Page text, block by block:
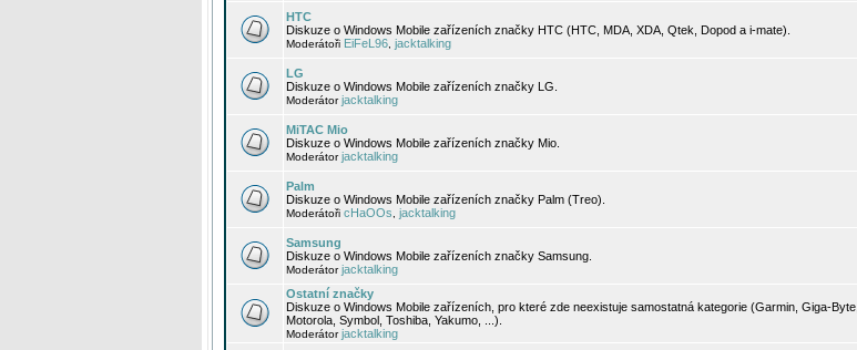
HTC
Diskuze o Windows Mobile zařízeních značky HTC (HTC, MDA, XDA, Qtek, Dopod a i-mate).
Moderátoři EiFeL96 jacktalking
LG
Diskuze o Windows Mobile zařízeních značky LG.
Moderátorjacktalking
MiTAC Mio
Diskuze o Windows Mobile zařízeních značky Mio.
Moderátorjacktalking
Palm
Diskuze o Windows Mobile zařízeních značky Palm (Treo).
Moderátoři cHaOOs jacktalking
Samsung
Diskuze o Windows Mobile zařízeních značky Samsung.
Moderátorjacktalking
Ostatní značky
Diskuze o Windows Mobile zařízeních, pro které zde neexistuje samostatná kategorie (Garmin, Giga-Byte,
Motorola, Symbol, Toshiba, Yakumo, ...).
Moderátorjacktalking